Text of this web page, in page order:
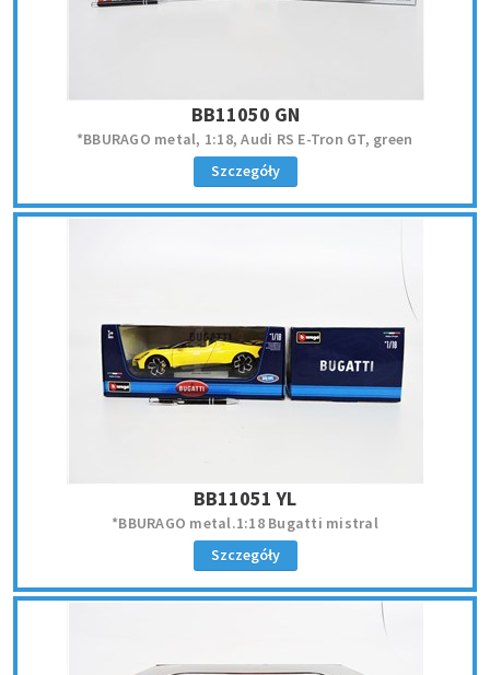
BB11050 GN
*BBURAGO metal, 1:18, Audi RS E-Tron GT, green
Szczegóły
BB11051 YL
*BBURAGO metal.1:18 Bugatti mistral
Szczegóły